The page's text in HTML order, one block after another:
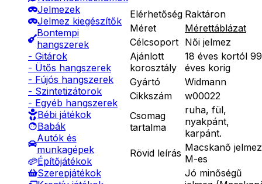
Jelmezek
Jelmez kiegészítők
Bontempi
hangszerek
- Gitárok
- Ütős hangszerek
- Fújós hangszerek
- Szintetizátorok
- Egyéb hangszerek
Bébi játékok
Babák
Autók és
munkagépek
Építőjátékok
Szerepjátékok
Elérhetőség Raktáron
Méret
Mérettáblázat
Célcsoport Női jelmez
Ajánlott
korosztály
18 éves kortól 99
éves korig
Gyártó
Widmann
Cikkszám
w00022
Csomag
tartalma
ruha, fül,
nyakpánt,
karpánt.
Rövid leírás Macskanő jelmez
M-es
Jó minőségű